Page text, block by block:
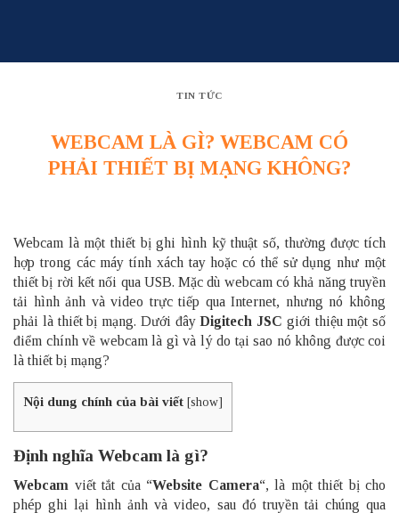
TIN TỨC
WEBCAM LÀ GÌ? WEBCAM CÓ
PHẢI THIẾT BỊ MẠNG KHÔNG?
Webcam là một thiết bị ghi hình kỹ thuật số, thường được tích
hợp trong các máy tính xách tay hoặc có thể sử dụng như một
thiết bị rời kết nối qua USB. Mặc dù webcam có khả năng truyền
tải hình ảnh và video trực tiếp qua Internet, nhưng nó không
phải là thiết bị mạng. Dưới đâyDigitech JSC giới thiệu một số
điểm chính về webcam là gì và lý do tại sao nó không được coi
là thiết bị mạng?
Nội dung chính của bài viết [show]
Định nghĩa Webcam là gì?
Webcam viết tắt của “Website Camera“, là một thiết bị cho
phép ghi lại hình ảnh và video, sau đó truyền tải chúng qua